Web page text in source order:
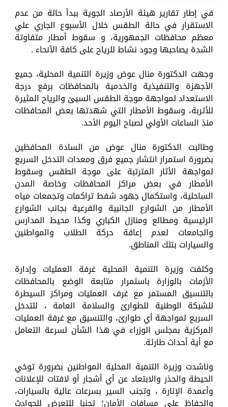
في إطار تقارير هيئة الأرصاد الجوية ببدأ حالة من عدم
الاستقرار في حالة الطقس خلال الأسبوع الجاري علي
معظم محافظات الجمهورية، و سقوط أمطار متفاوتة
الشدة يصاحبها وجود نشاط للرياح على كافة الأنحاء .
وجهت الدكتورة منال عوض وزيرة التنمية المحلية، جميع
الأجهزة والتنفيذية والخدمية بالمحافظات برفع درجة
الاستعداد لمواجهة موجة الطقس السيئ والرياح المثيرة
للأتربة، وسقوط الأمطار التي شهدتها بعض المحافظات
منذ الساعات الأولي لصباح اليوم الأحد.
وطالبت الدكتورة منال عوض من السادة المحافظين
بضرورة استمرار انتشار جميع فرق ومعدات التدخل السريع
لمواجهة الأثار المترتبة على موجة الطقس وسقوط
الأمطار في بعض مراكز المحافظات وخاصة المدن
الساحلية، واستكمال جهود شفط تراكمات وتجمعات مياه
الأمطار من الشوارع الجانبية والفرعية بجانب الشوارع
الرئيسية ومطالع ومنازل الكباري وكذا محيط المدارس
والجامعات لعدم إعاقة حركة الطلاب والمواطنين
والسيارات بتلك المناطق.
وكلفت وزيرة التنمية المحلية غرفة العمليات وإدارة
الأزمات بالوزارة باستمرار متابعة الوضع بالمحافظات
بالتنسيق المستمر مع غرف العمليات ومراكز السيطرة
للشبكة الوطنية للطوارئ والسلامة العامة ، للتدخل
السريع لمواجهة أي طوارئ، والتنسيق مع غرفة العمليات
المركزية بمجلس الوزراء في هذا الشأن لسرعة التعامل
مع أية أحداث طارئة.
وناشدت وزيرة التنمية المحلية المواطنين بضرورة توخي
الحيطة والحذر والابتعاد عن أي أشجار أو لافتات للإعلانات
وأعمدة الإنارة ، وتجنب السير بسرعات عالية بالسيارات،
والحفاظ على مسافات الأمان؛ تجنبا للتعرض للحوادث